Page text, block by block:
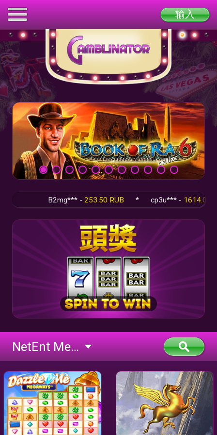
输入
B2mg*** -253.50 RUB cp3u*** -1614.00
NetEnt Megaways